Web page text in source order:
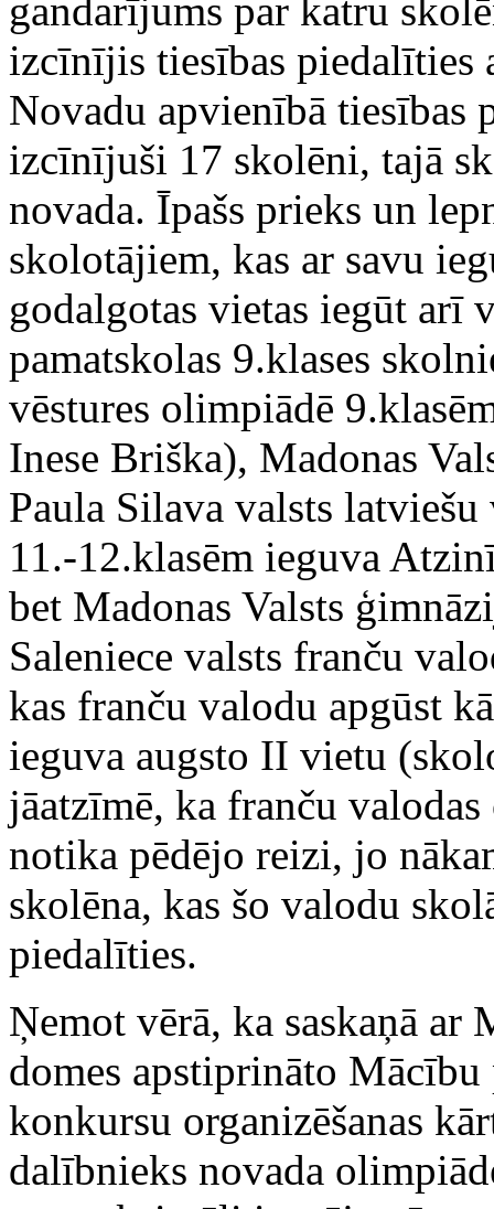
gandarījums par katru
izcīnījis tiesības piedalīties
Novadu apvienībā tiesības
izcīnījuši 17 skolēni, tajā
novada. Īpašs prieks un
skolotājiem, kas ar savu
godalgotas vietas iegūt arī
pamatskolas 9.klases
vēstures olimpiādē
Inese Briška), Madonas
Paula Silava valsts
11.-12.klasēm ieguva
bet Madonas Valsts
Saleniece valsts franču
kas franču valodu apgūst
ieguva augsto II vietu
jāatzīmē, ka franču
notika pēdējo reizi, jo
skolēna, kas šo valodu
piedalīties.
Ņemot vērā, ka saskaņā ar
domes apstiprināto
konkursu organizēšanas
dalībnieks novada